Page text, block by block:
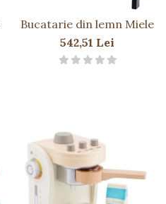
Bucatarie din lemn Miele
542,51 Lei